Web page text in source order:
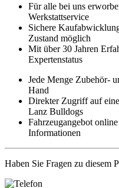
Für alle bei uns
Werkstattservice
Sichere
Zustand möglich
Mit über 30 Jahren
Expertenstatus
Jede Menge Zubehör-
Hand
Direkter Zugriff auf
Lanz Bulldogs
Fahrzeugangebot
Informationen
Haben Sie Fragen zu diesem